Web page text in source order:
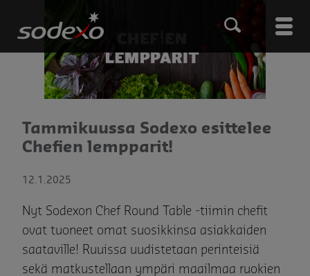
Main
Tammikuussa Sodexo esittelee
Chefien lempparit!
12.1.2025
Nyt Sodexon Chef Round Table -tiimin chefit
ovat tuoneet omat suosikkinsa asiakkaiden
saataville! Ruuissa uudistetaan perinteisiä
sekä matkustellaan ympäri maailmaa ruokien